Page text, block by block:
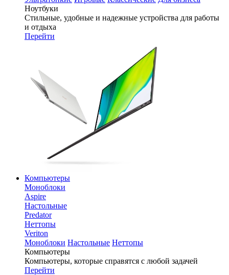
Ноутбуки
Стильные, удобные и надежные устройства для работы
и отдыха
Перейти
Компьютеры
Моноблоки
Aspire
Настольные
Predator
Неттопы
Veriton
Моноблоки Настольные Неттопы
Компьютеры
Компьютеры, которые справятся с любой задачей
Перейти